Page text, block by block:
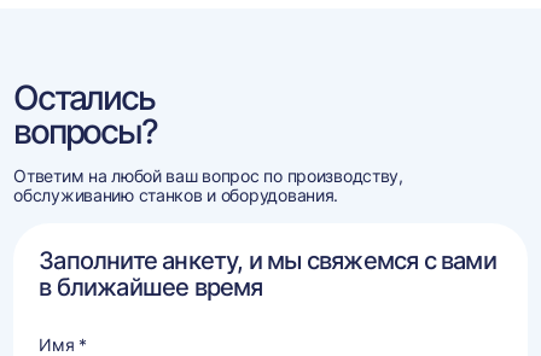
Остались
вопросы?
Ответим на любой ваш вопрос по производству,
обслуживанию станков и оборудования.
Заполните анкету, и мы свяжемся с вами
в ближайшее время
Имя *